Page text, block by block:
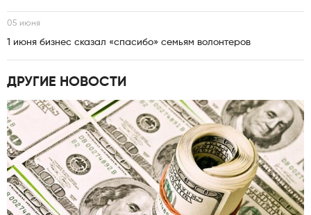
05 июня
1 июня бизнес сказал «спасибо» семьям волонтеров
ДРУГИЕ НОВОСТИ